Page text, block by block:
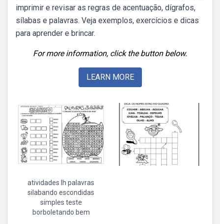
imprimir e revisar as regras de acentuação, dígrafos,
sílabas e palavras. Veja exemplos, exercícios e dicas
para aprender e brincar.
For more information, click the button below.
LEARN MORE
atividades lh palavras
silabando escondidas
simples teste
borboletando bem